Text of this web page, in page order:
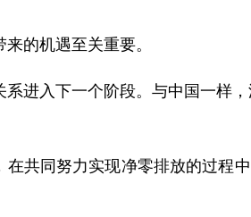
的机遇至关重要。
进入下一个阶段。与中国一样
共同努力实现净零排放的过程